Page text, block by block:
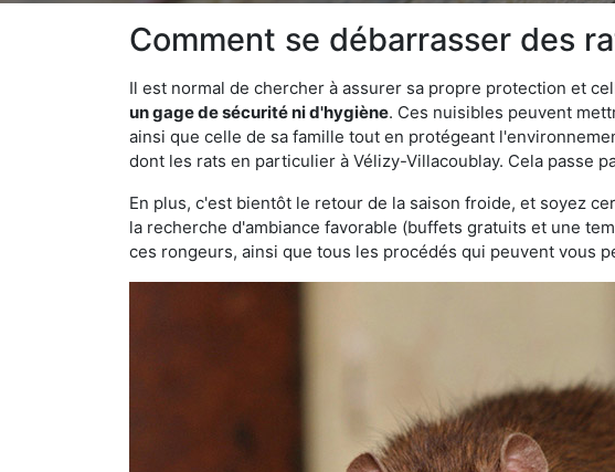
Comment se débarrasser des
Il est normal de chercher à assurer sa propre protection et
un gage de sécurité ni d'hygiène. Ces nuisibles peuvent
ainsi que celle de sa famille tout en protégeant
dont les rats en particulier à Vélizy-Villacoublay. Cela passe
En plus, c'est bientôt le retour de la saison froide, et soyez
la recherche d'ambiance favorable (buffets gratuits et une
ces rongeurs, ainsi que tous les procédés qui peuvent vous